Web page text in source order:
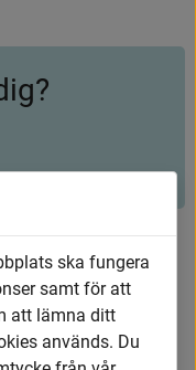
ska fungera
samt för att
att lämna ditt
används. Du